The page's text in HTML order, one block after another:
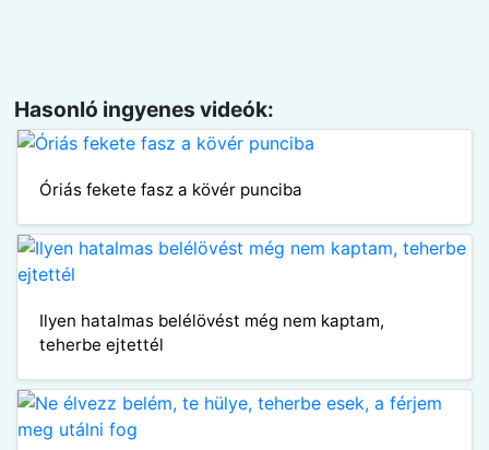
Hasonló ingyenes videók:
Óriás fekete fasz a kövér punciba
Ilyen hatalmas belélövést még nem kaptam,
teherbe ejtettél